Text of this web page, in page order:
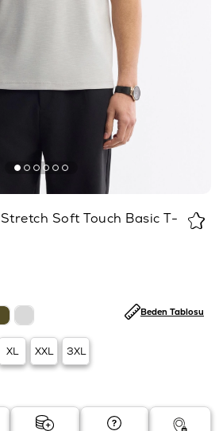
Soft Touch Basic T-
XL XXL 3XL
Beden Tablosu